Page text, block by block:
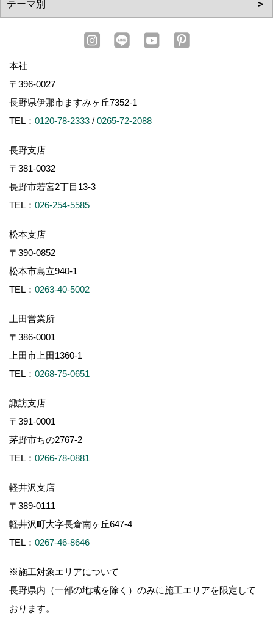
本社
〒396-0027
長野県伊那市ますみヶ丘7352-1
TEL： 0120-78-2333 / 0265-72-2088
長野支店
〒381-0032
長野市若宮2丁目13-3
TEL： 026-254-5585
松本支店
〒390-0852
松本市島立940-1
TEL： 0263-40-5002
上田営業所
〒386-0001
上田市上田1360-1
TEL： 0268-75-0651
諏訪支店
〒391-0001
茅野市ちの2767-2
TEL： 0266-78-0881
軽井沢支店
〒389-0111
軽井沢町大字長倉南ヶ丘647-4
TEL： 0267-46-8646
※施工対象エリアについて
長野県内（一部の地域を除く）のみに施工エリアを限定して
おります。